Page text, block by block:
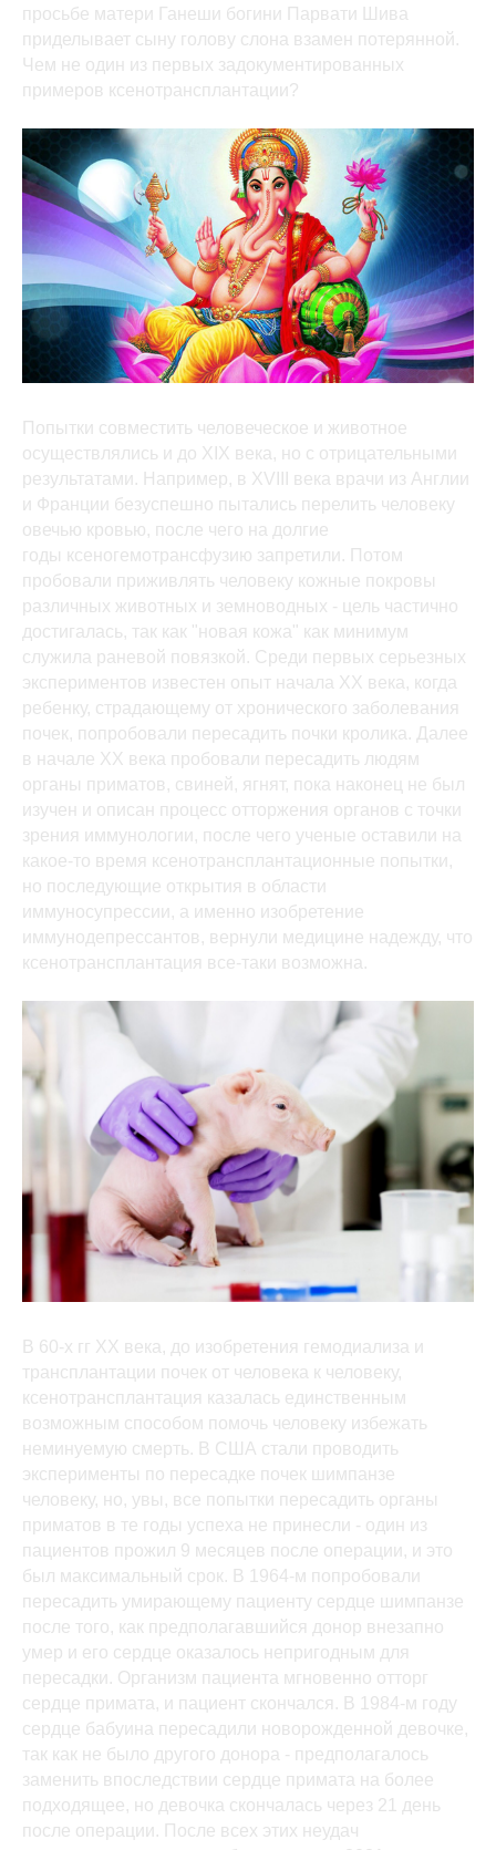
просьбе матери Ганеши богини Парвати Шива
приделывает сыну голову слона взамен потерянной.
Чем не один из первых задокументированных
примеров ксенотрансплантации?
Попытки совместить человеческое и животное
осуществлялись и до XIX века, но с отрицательными
результатами. Например, в XVIII века врачи из Англии
и Франции безуспешно пытались перелить человеку
овечью кровью, после чего на долгие
годы ксеногемотрансфузию запретили. Потом
пробовали приживлять человеку кожные покровы
различных животных и земноводных - цель частично
достигалась, так как "новая кожа" как минимум
служила раневой повязкой. Среди первых серьезных
экспериментов известен опыт начала XX века, когда
ребенку, страдающему от хронического заболевания
почек, попробовали пересадить почки кролика. Далее
в начале XX века пробовали пересадить людям
органы приматов, свиней, ягнят, пока наконец не был
изучен и описан процесс отторжения органов с точки
зрения иммунологии, после чего ученые оставили на
какое-то время ксенотрансплантационные попытки,
но последующие открытия в области
иммуносупрессии, а именно изобретение
иммунодепрессантов, вернули медицине надежду, что
ксенотрансплантация все-таки возможна.
В 60-х гг XX века, до изобретения гемодиализа и
трансплантации почек от человека к человеку,
ксенотрансплантация казалась единственным
возможным способом помочь человеку избежать
неминуемую смерть. В США стали проводить
эксперименты по пересадке почек шимпанзе
человеку, но, увы, все попытки пересадить органы
приматов в те годы успеха не принесли - один из
пациентов прожил 9 месяцев после операции, и это
был максимальный срок. В 1964-м попробовали
пересадить умирающему пациенту сердце шимпанзе
после того, как предполагавшийся донор внезапно
умер и его сердце оказалось непригодным для
пересадки. Организм пациента мгновенно отторг
сердце примата, и пациент скончался. В 1984-м году
сердце бабуина пересадили новорожденной девочке,
так как не было другого донора - предполагалось
заменить впоследствии сердце примата на более
подходящее, но девочка скончалась через 21 день
после операции. После всех этих неудач